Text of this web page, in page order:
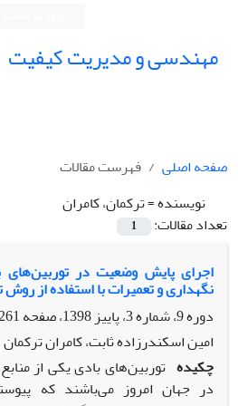
مهندسی و مدیریت کیفیت
صفحه اصلی
فهرست مقالات
نویسنده =ترکمان، کامران
تعداد مقالات:
1
اجرای پایش وضعیت در
نگهداری و تعمیرات با استفاده از روش
دوره 9، شماره 3، پاییز 1398، صفحه
270
امین اسکندرزاده ثابت، کامران ترکمان
چکیده توربین­‌های بادی یکی از
در جهان امروز می­‌باشند که